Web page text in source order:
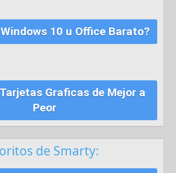
10 u Office Barato?
Graficas de Mejor a
Peor
de Smarty: